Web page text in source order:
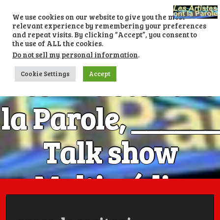
content
Les Artistes ont
la Parole, ______
Talk show
Multimédia
We use cookies on our website to give you the most
relevant experience by remembering your preferences
and repeat visits. By clicking “Accept”, you consent to
the use of ALL the cookies.
Do not sell my personal information.
Cookie Settings Accept